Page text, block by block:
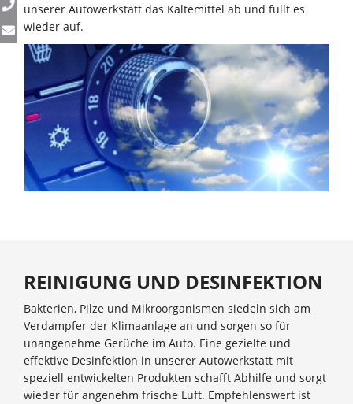
unserer Autowerkstatt das Kältemittel ab und füllt es
wieder auf.
REINIGUNG UND DESINFEKTION
Bakterien, Pilze und Mikroorganismen siedeln sich am
Verdampfer der Klimaanlage an und sorgen so für
unangenehme Gerüche im Auto. Eine gezielte und
effektive Desinfektion in unserer Autowerkstatt mit
speziell entwickelten Produkten schafft Abhilfe und sorgt
wieder für angenehm frische Luft. Empfehlenswert ist